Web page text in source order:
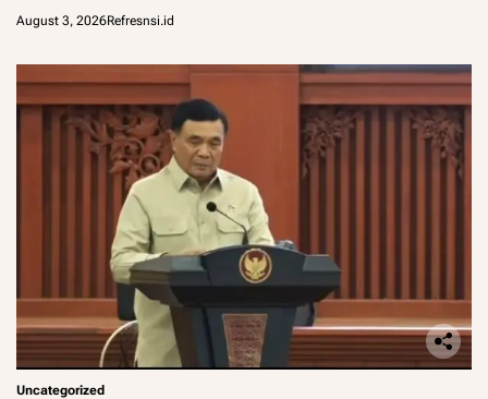
August 3, 2026Refresnsi.id
Uncategorized